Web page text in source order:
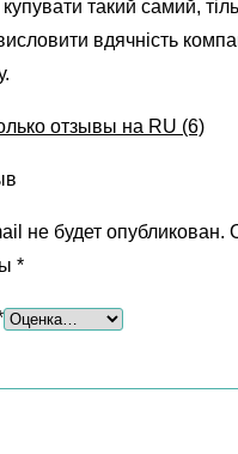
купувати такий самий,
вдячність
отзывы на RU (6)
не будет опубликован.
*